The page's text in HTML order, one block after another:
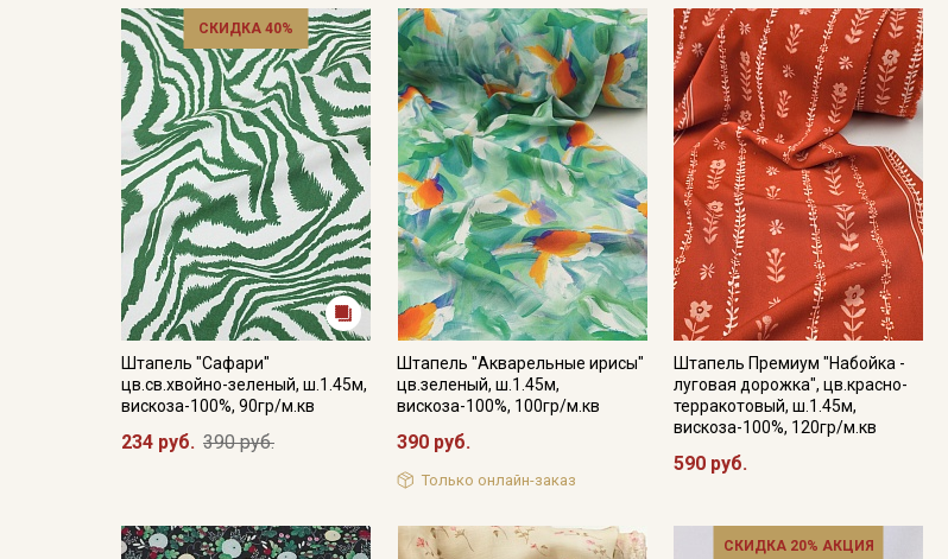
СКИДКА 40%
Штапель "Сафари"
цв.св.хвойно-зеленый, ш.1.45м,
вискоза-100%, 90гр/м.кв
234 руб. 390 руб.
Штапель "Акварельные ирисы"
цв.зеленый, ш.1.45м,
вискоза-100%, 100гр/м.кв
390 руб.
Только онлайн-заказ
Штапель Премиум "Набойка -
луговая дорожка", цв.красно-
терракотовый, ш.1.45м,
вискоза-100%, 120гр/м.кв
590 руб.
СКИДКА 20% АКЦИЯ